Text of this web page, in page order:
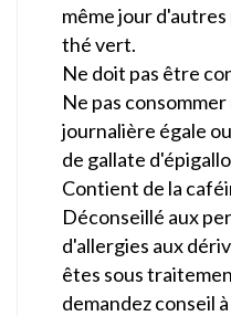
même jour
thé vert.
Ne doit pas être
Ne pas
journalière égale
de gallate
Contient de la
Déconseillé aux
d'allergies aux
êtes sous
demandez conseil